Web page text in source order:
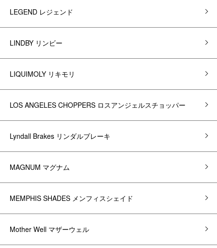
LEGEND レジェンド
LINDBY リンビー
LIQUIMOLY リキモリ
LOS ANGELES CHOPPERS ロスアンジェルスチョッパー
Lyndall Brakes リンダルブレーキ
MAGNUM マグナム
MEMPHIS SHADES メンフィスシェイド
Mother Well マザーウェル